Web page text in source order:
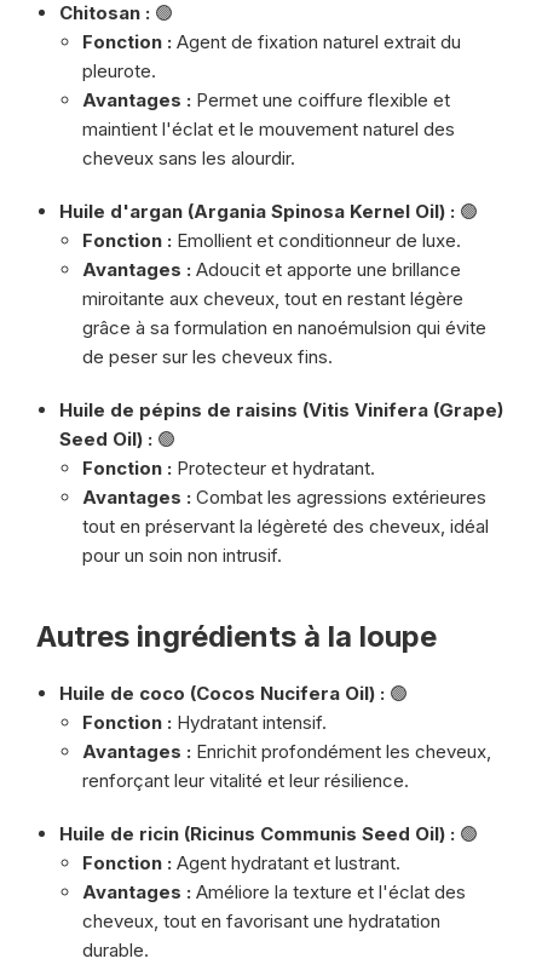
Chitosan : 🟢
Fonction : Agent de fixation naturel extrait du
pleurote.
Avantages : Permet une coiffure flexible et
maintient l'éclat et le mouvement naturel des
cheveux sans les alourdir.
Huile d'argan (Argania Spinosa Kernel Oil) : 🟢
Fonction : Emollient et conditionneur de luxe.
Avantages : Adoucit et apporte une brillance
miroitante aux cheveux, tout en restant légère
grâce à sa formulation en nanoémulsion qui évite
de peser sur les cheveux fins.
Huile de pépins de raisins (Vitis Vinifera (Grape)
Seed Oil) : 🟢
Fonction : Protecteur et hydratant.
Avantages : Combat les agressions extérieures
tout en préservant la légèreté des cheveux, idéal
pour un soin non intrusif.
Autres ingrédients à la loupe
Huile de coco (Cocos Nucifera Oil) : 🟢
Fonction : Hydratant intensif.
Avantages : Enrichit profondément les cheveux,
renforçant leur vitalité et leur résilience.
Huile de ricin (Ricinus Communis Seed Oil) : 🟢
Fonction : Agent hydratant et lustrant.
Avantages : Améliore la texture et l'éclat des
cheveux, tout en favorisant une hydratation
durable.